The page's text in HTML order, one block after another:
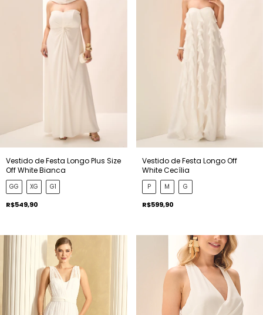
Vestido de Festa Longo Plus Size
Off White Bianca
GG XG G1
R$549,90
Vestido de Festa Longo Off
White Cecília
P M G
R$599,90